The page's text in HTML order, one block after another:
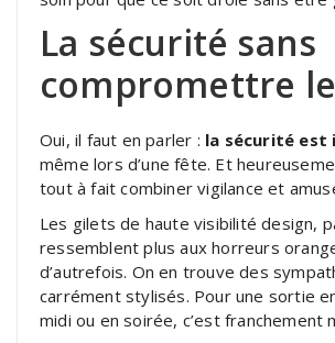
La sécurité sans
compromettre
Oui, il faut en parler : la sécurité
même lors d’une fête. Et
tout à fait combiner vigilance et
Les gilets de haute visibilité design,
ressemblent plus aux horreurs
d’autrefois. On en trouve des
carrément stylisés. Pour une sortie
midi ou en soirée, c’est franchement